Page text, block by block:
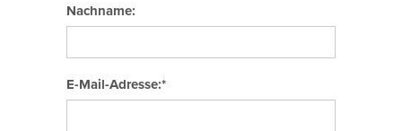
Nachname:
E-Mail-Adresse:*